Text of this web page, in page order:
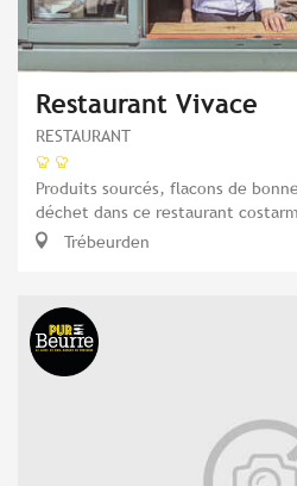
Restaurant Vivace
RESTAURANT
Produits sourcés, flacons de
déchet dans ce restaurant
Trébeurden